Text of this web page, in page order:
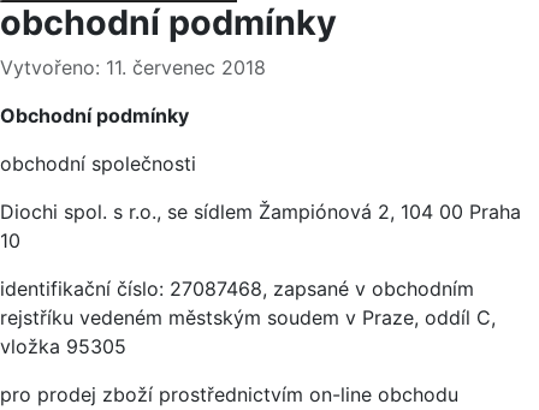
obchodní podmínky
Základní údaje
Vytvořeno: 11. červenec 2018
Obchodní podmínky
obchodní společnosti
Diochi spol. s r.o., se sídlem Žampiónová 2, 104 00 Praha
10
identifikační číslo: 27087468, zapsané v obchodním
rejstříku vedeném městským soudem v Praze, oddíl C,
vložka 95305
pro prodej zboží prostřednictvím on-line obchodu